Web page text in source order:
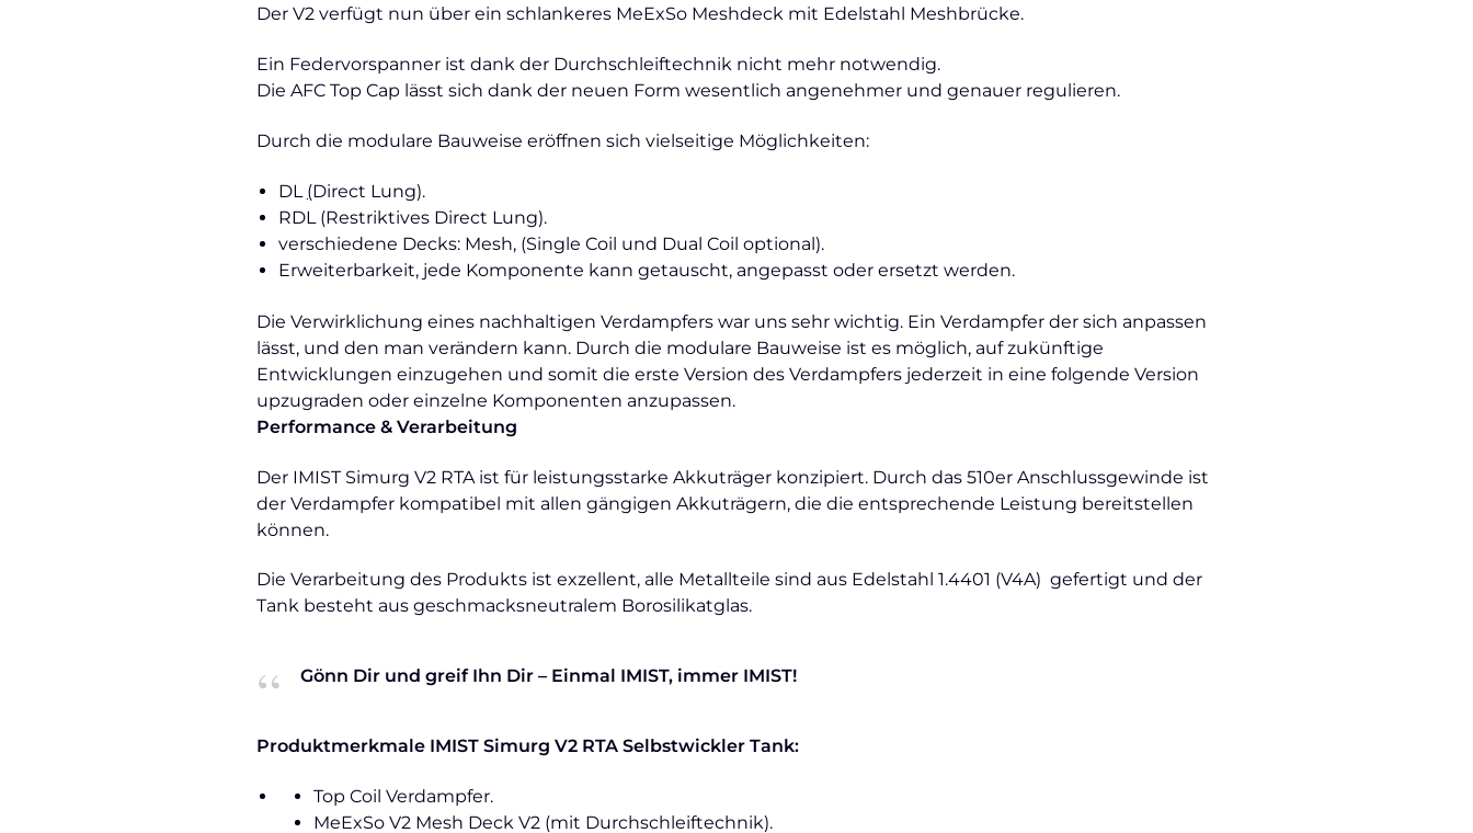
Der V2 verfügt nun über ein schlankeres MeExSo Meshdeck mit Edelstahl Meshbrücke.
Ein Federvorspanner ist dank der Durchschleiftechnik nicht mehr notwendig.
Die AFC Top Cap lässt sich dank der neuen Form wesentlich angenehmer und genauer regulieren.
Durch die modulare Bauweise eröffnen sich vielseitige Möglichkeiten:
DL (Direct Lung).
RDL (Restriktives Direct Lung).
verschiedene Decks: Mesh, (Single Coil und Dual Coil optional).
Erweiterbarkeit, jede Komponente kann getauscht, angepasst oder ersetzt werden.
Die Verwirklichung eines nachhaltigen Verdampfers war uns sehr wichtig. Ein Verdampfer der sich anpassen
lässt, und den man verändern kann. Durch die modulare Bauweise ist es möglich, auf zukünftige
Entwicklungen einzugehen und somit die erste Version des Verdampfers jederzeit in eine folgende Version
upzugraden oder einzelne Komponenten anzupassen.
Performance & Verarbeitung
Der IMIST Simurg V2 RTA ist für leistungsstarke Akkuträger konzipiert. Durch das 510er Anschlussgewinde ist
der Verdampfer kompatibel mit allen gängigen Akkuträgern, die die entsprechende Leistung bereitstellen
können.
Die Verarbeitung des Produkts ist exzellent, alle Metallteile sind aus Edelstahl 1.4401 (V4A) gefertigt und der
Tank besteht aus geschmacksneutralem Borosilikatglas.
Gönn Dir und greif Ihn Dir – Einmal IMIST, immer IMIST!
Produktmerkmale IMIST Simurg V2 RTA Selbstwickler Tank:
Top Coil Verdampfer.
MeExSo V2 Mesh Deck V2 (mit Durchschleiftechnik).